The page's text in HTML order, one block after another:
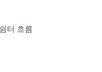
터 흐름